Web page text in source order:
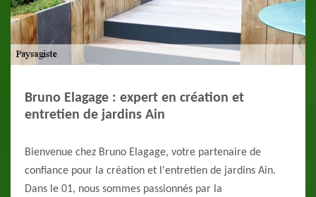
Bruno Elagage : expert en création et
entretien de jardins Ain
Bienvenue chez Bruno Elagage, votre partenaire de
confiance pour la création et l'entretien de jardins Ain.
Dans le 01, nous sommes passionnés par la